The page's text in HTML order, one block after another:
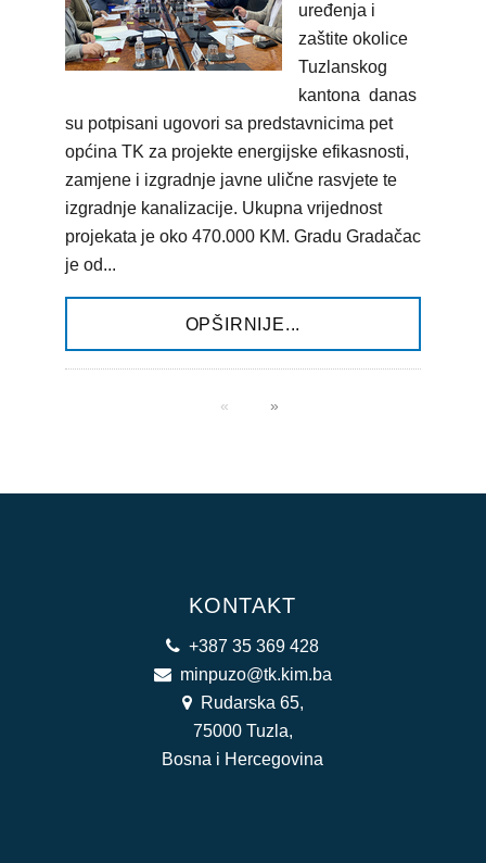
uređenja i
zaštite okolice
Tuzlanskog
kantona danas
su potpisani ugovori sa predstavnicima pet
općina TK za projekte energijske efikasnosti,
zamjene i izgradnje javne ulične rasvjete te
izgradnje kanalizacije. Ukupna vrijednost
projekata je oko 470.000 KM. Gradu Gradačac
je od...
OPŠIRNIJE...
KONTAKT
+387 35 369 428
minpuzo@tk.kim.ba
Rudarska 65,
75000 Tuzla,
Bosna i Hercegovina